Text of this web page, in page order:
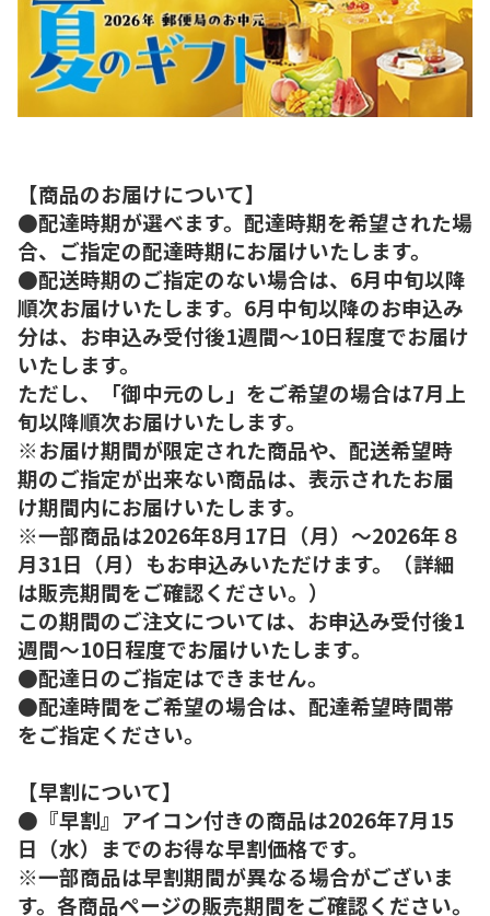
【商品のお届けについて】
●配達時期が選べます。配達時期を希望された場
合、ご指定の配達時期にお届けいたします。
●配送時期のご指定のない場合は、6月中旬以降
順次お届けいたします。6月中旬以降のお申込み
分は、お申込み受付後1週間～10日程度でお届け
いたします。
ただし、「御中元のし」をご希望の場合は7月上
旬以降順次お届けいたします。
※お届け期間が限定された商品や、配送希望時
期のご指定が出来ない商品は、表示されたお届
け期間内にお届けいたします。
※一部商品は2026年8月17日（月）～2026年８
月31日（月）もお申込みいただけます。（詳細
は販売期間をご確認ください。）
この期間のご注文については、お申込み受付後1
週間～10日程度でお届けいたします。
●配達日のご指定はできません。
●配達時間をご希望の場合は、配達希望時間帯
をご指定ください。
【早割について】
●『早割』アイコン付きの商品は2026年7月15
日（水）までのお得な早割価格です。
※一部商品は早割期間が異なる場合がございま
す。各商品ページの販売期間をご確認ください。